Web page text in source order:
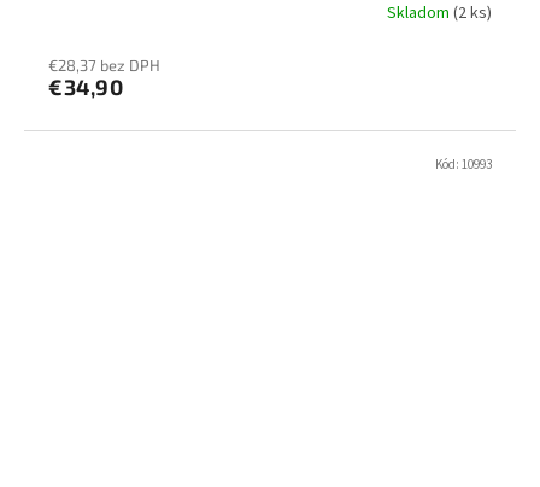
Skladom (2 ks)
€28,37 bez DPH
€34,90
Kód: 10993